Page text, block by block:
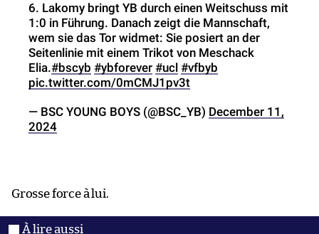
6. Lakomy bringt YB durch einen Weitschuss mit
1:0 in Führung. Danach zeigt die Mannschaft,
wem sie das Tor widmet: Sie posiert an der
Seitenlinie mit einem Trikot von Meschack
Elia.#bscyb #ybforever #ucl #vfbyb
pic.twitter.com/0mCMJ1pv3t
— BSC YOUNG BOYS (@BSC_YB) December 11,
2024
Grosse force à lui.